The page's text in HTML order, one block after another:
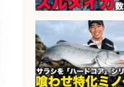
和食, 日本料理
長候補/ライブ感
上げ、食とエン
店長候補募集
会社名
魚と肴 い
かし